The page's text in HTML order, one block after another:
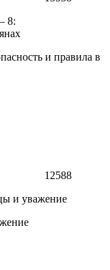
и правила в
12588